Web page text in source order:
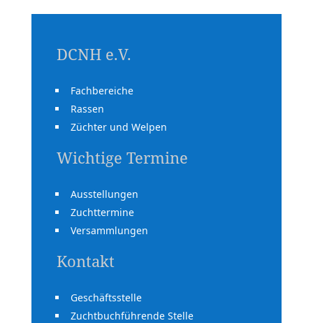
DCNH e.V.
Fachbereiche
Rassen
Züchter und Welpen
Wichtige Termine
Ausstellungen
Zuchttermine
Versammlungen
Kontakt
Geschäftsstelle
Zuchtbuchführende Stelle